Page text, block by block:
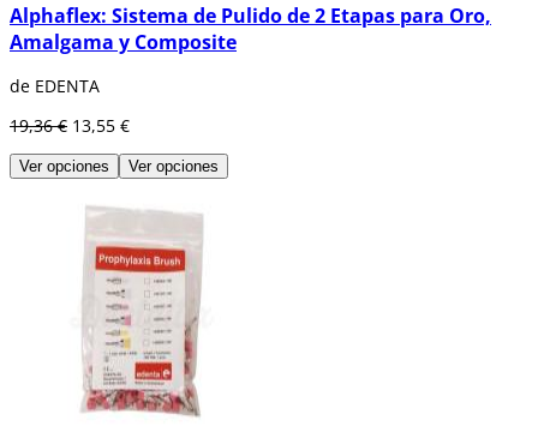
Alphaflex: Sistema de Pulido de 2 Etapas para Oro,
Amalgama y Composite
de EDENTA
19,36 € 13,55 €
Ver opciones Ver opciones